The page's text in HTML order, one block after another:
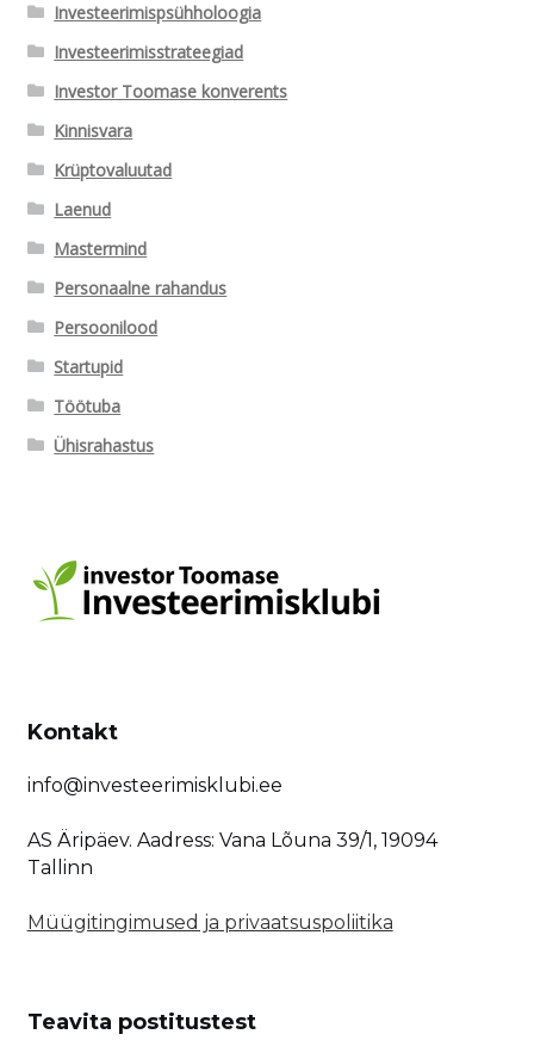
Investeerimispsühholoogia
Investeerimisstrateegiad
Investor Toomase konverents
Kinnisvara
Krüptovaluutad
Laenud
Mastermind
Personaalne rahandus
Persoonilood
Startupid
Töötuba
Ühisrahastus
Kontakt
info@investeerimisklubi.ee
AS Äripäev. Aadress: Vana Lõuna 39/1, 19094
Tallinn
Müügitingimused ja privaatsuspoliitika
Teavita postitustest